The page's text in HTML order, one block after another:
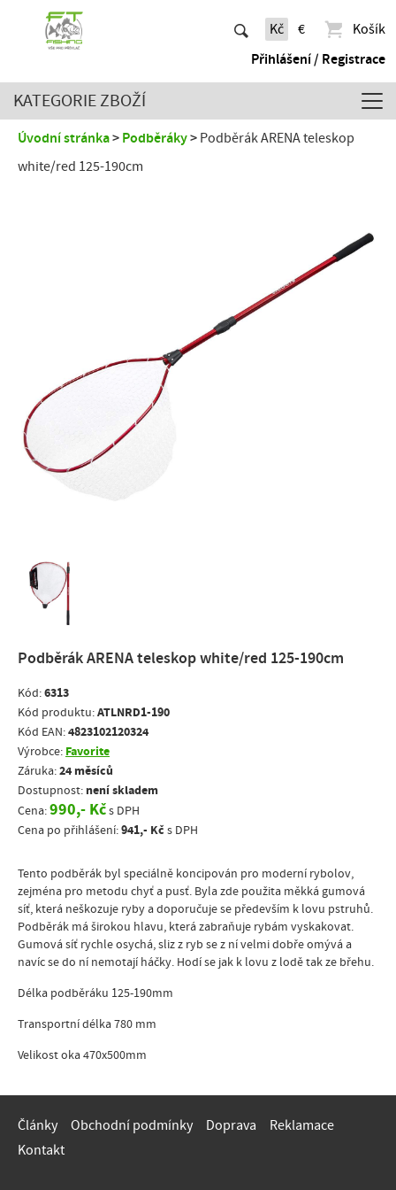
Kč €
Košík
Přihlášení / Registrace
KATEGORIE ZBOŽÍ
Úvodní stránka Podběráky
Podběrák ARENA teleskop
white/red 125-190cm
Podběrák ARENA teleskop white/red 125-190cm
Kód:6313
Kód produktu:ATLNRD1-190
Kód EAN:4823102120324
Výrobce: Favorite
Záruka:24 měsíců
Dostupnost: není skladem
Cena:990,- Kčs DPH
Cena po přihlášení:941,- Kč s DPH
Tento podběrák byl speciálně koncipován pro moderní rybolov,
zejména pro metodu chyť a pusť. Byla zde použita měkká gumová
síť, která neškozuje ryby a doporučuje se především k lovu pstruhů.
Podběrák má širokou hlavu, která zabraňuje rybám vyskakovat.
Gumová síť rychle osychá, sliz z ryb se z ní velmi dobře omývá a
navíc se do ní nemotají háčky. Hodí se jak k lovu z lodě tak ze břehu.
Délka podběráku 125-190mm
Transportní délka 780 mm
Velikost oka 470x500mm
Články Obchodní podmínky Doprava
Reklamace
Kontakt